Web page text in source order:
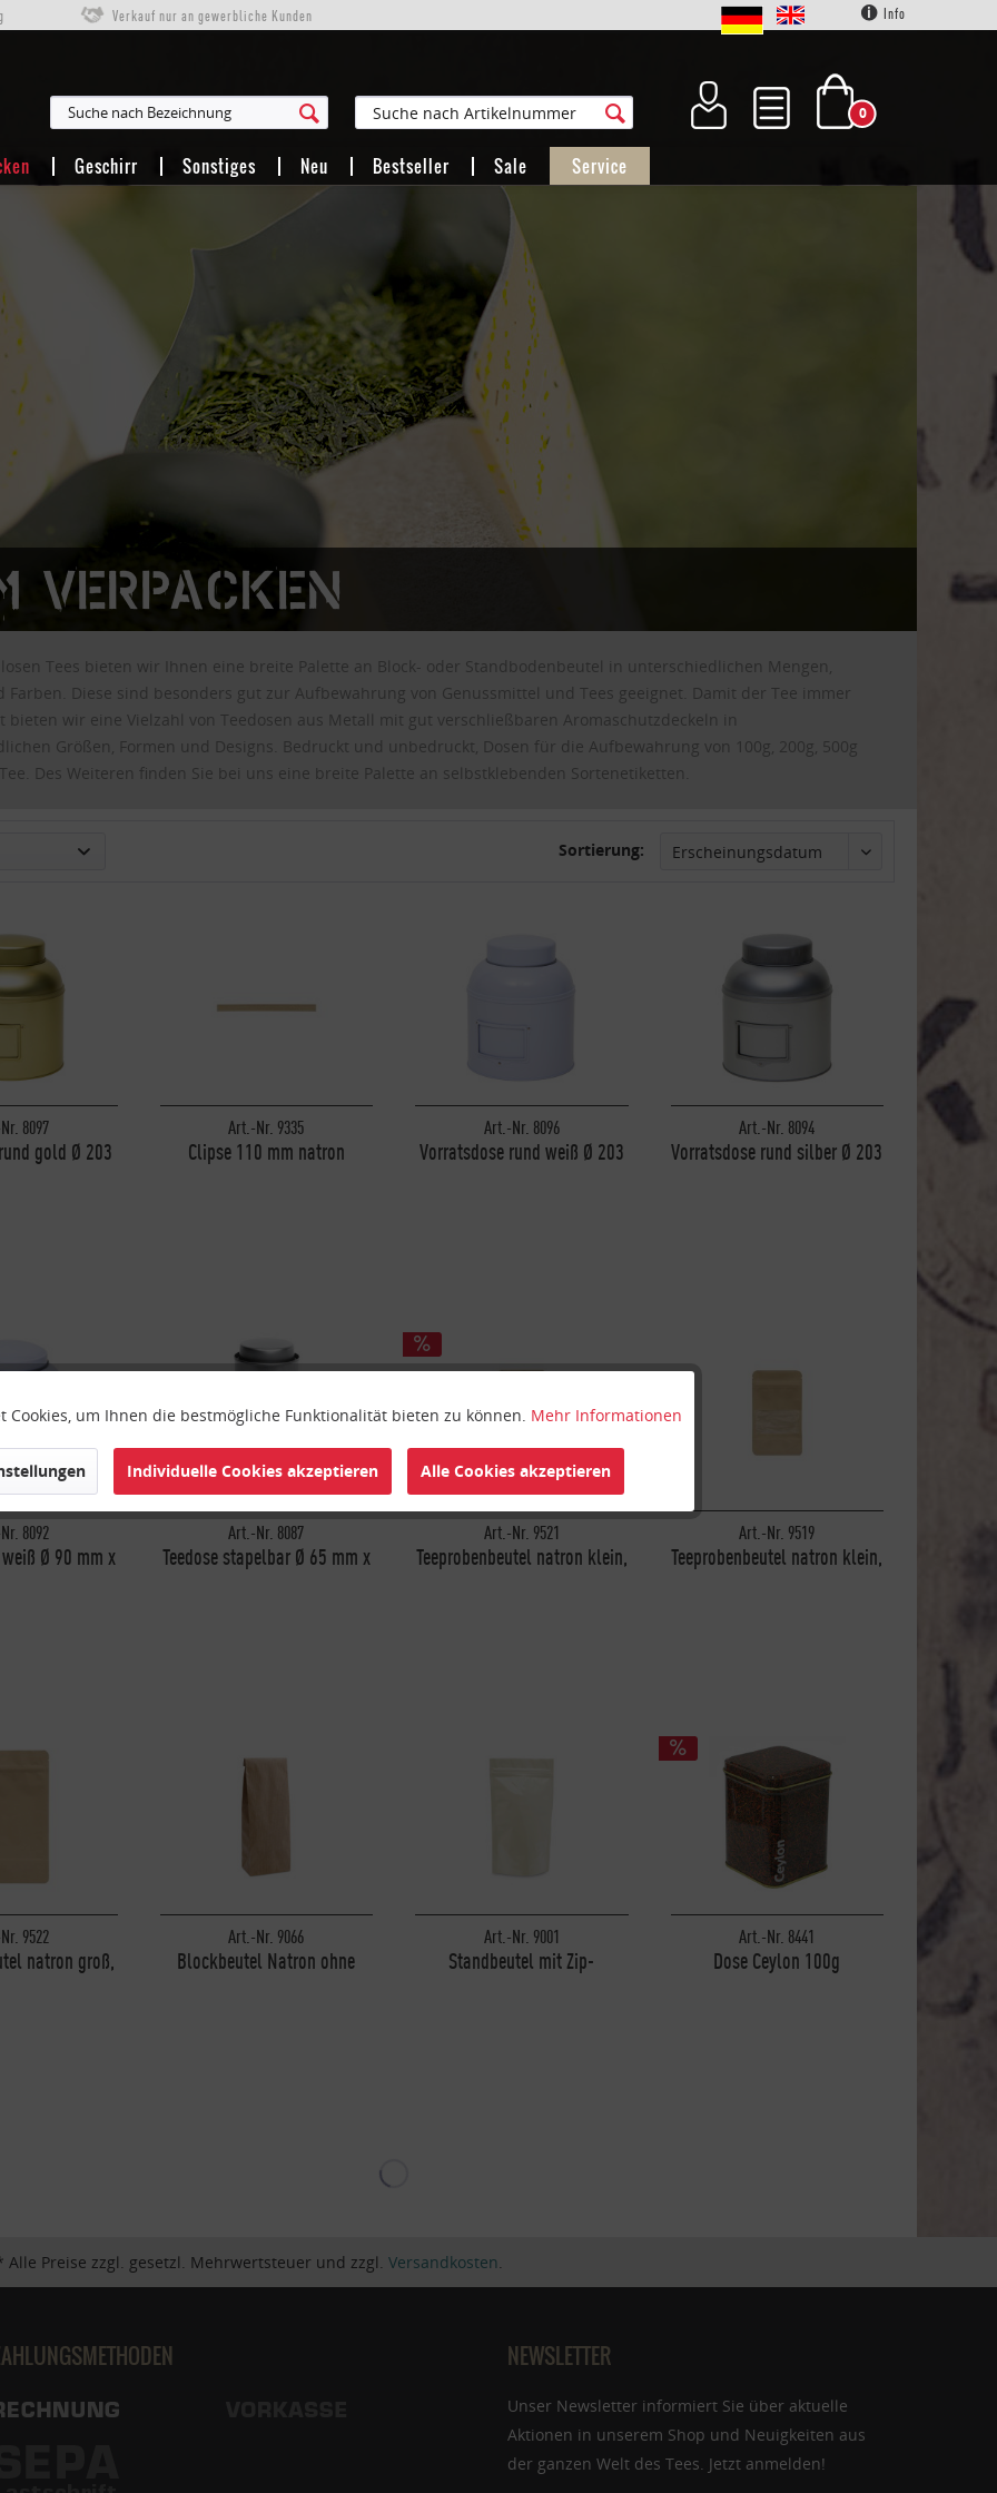
Verkauf nur an gewerbliche Kunden Info
0
Geschirr Sonstiges Neu Bestseller Sale Service
Verpacken
Tees bieten wir Ihnen eine breite Palette an Block- oder Standbodenbeutel in unterschiedlichen Mengen,
Farben. Diese sind besonders gut zur Aufbewahrung von Genussmittel und Tees geeignet. Damit der Tee immer
bieten wir eine Vielzahl von Teedosen aus Metall mit gut verschließbaren Aromaschutzdeckeln in
Größen, Formen und Designs. Bedruckt und unbedruckt, Dosen für die Aufbewahrung von 100g, 200g, 500g
Des Weiteren finden Sie bei uns eine breite Palette an selbstklebenden Sortenetiketten.
Sortierung:
8097
gold Ø 203
Art.-Nr. 9335
Clipse 110 mm natron
Art.-Nr. 8096
Vorratsdose rund weiß Ø 203
Art.-Nr. 8094
Vorratsdose rund silber Ø 203
8092
Ø 90 mm x
Art.-Nr. 8087
Teedose stapelbar Ø 65 mm x
Art.-Nr. 9521
Teeprobenbeutel natron klein,
Art.-Nr. 9519
Teeprobenbeutel natron klein,
9522
natron groß,
Art.-Nr. 9066
Blockbeutel Natron ohne
Art.-Nr. 9001
Standbeutel mit Zip-
Art.-Nr. 8441
Dose Ceylon 100g
Alle Preise zzgl. gesetzl. Mehrwertsteuer und zzgl. Versandkosten.
NEWSLETTER
Unser Newsletter informiert Sie über aktuelle
Aktionen in unserem Shop und Neuigkeiten aus
der ganzen Welt des Tees. Jetzt anmelden!
Aktiv
Inaktiv
Inaktiv
Cookies, um Ihnen die bestmögliche Funktionalität bieten zu können. Mehr Informationen
Individuelle Cookies akzeptieren Alle Cookies akzeptieren